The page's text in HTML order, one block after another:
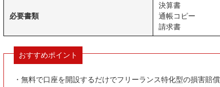
必要書類
決算書
通帳コピー
請求書
おすすめポイント
・無料で口座を開設するだけでフリーランス特化型の損害賠